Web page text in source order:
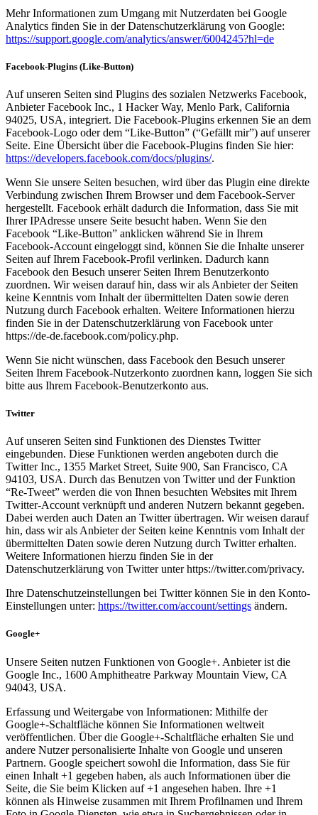
Mehr Informationen zum Umgang mit Nutzerdaten bei Google
Analytics finden Sie in der Datenschutzerklärung von Google:
https://support.google.com/analytics/answer/6004245?hl=de
Facebook-Plugins (Like-Button)
Auf unseren Seiten sind Plugins des sozialen Netzwerks Facebook,
Anbieter Facebook Inc., 1 Hacker Way, Menlo Park, California
94025, USA, integriert. Die Facebook-Plugins erkennen Sie an dem
Facebook-Logo oder dem “Like-Button” (“Gefällt mir”) auf unserer
Seite. Eine Übersicht über die Facebook-Plugins finden Sie hier:
https://developers.facebook.com/docs/plugins/.
Wenn Sie unsere Seiten besuchen, wird über das Plugin eine direkte
Verbindung zwischen Ihrem Browser und dem Facebook-Server
hergestellt. Facebook erhält dadurch die Information, dass Sie mit
Ihrer IPAdresse unsere Seite besucht haben. Wenn Sie den
Facebook “Like-Button” anklicken während Sie in Ihrem
Facebook-Account eingeloggt sind, können Sie die Inhalte unserer
Seiten auf Ihrem Facebook-Profil verlinken. Dadurch kann
Facebook den Besuch unserer Seiten Ihrem Benutzerkonto
zuordnen. Wir weisen darauf hin, dass wir als Anbieter der Seiten
keine Kenntnis vom Inhalt der übermittelten Daten sowie deren
Nutzung durch Facebook erhalten. Weitere Informationen hierzu
finden Sie in der Datenschutzerklärung von Facebook unter
https://de-de.facebook.com/policy.php.
Wenn Sie nicht wünschen, dass Facebook den Besuch unserer
Seiten Ihrem Facebook-Nutzerkonto zuordnen kann, loggen Sie sich
bitte aus Ihrem Facebook-Benutzerkonto aus.
Twitter
Auf unseren Seiten sind Funktionen des Dienstes Twitter
eingebunden. Diese Funktionen werden angeboten durch die
Twitter Inc., 1355 Market Street, Suite 900, San Francisco, CA
94103, USA. Durch das Benutzen von Twitter und der Funktion
“Re-Tweet” werden die von Ihnen besuchten Websites mit Ihrem
Twitter-Account verknüpft und anderen Nutzern bekannt gegeben.
Dabei werden auch Daten an Twitter übertragen. Wir weisen darauf
hin, dass wir als Anbieter der Seiten keine Kenntnis vom Inhalt der
übermittelten Daten sowie deren Nutzung durch Twitter erhalten.
Weitere Informationen hierzu finden Sie in der
Datenschutzerklärung von Twitter unter https://twitter.com/privacy.
Ihre Datenschutzeinstellungen bei Twitter können Sie in den Konto-
Einstellungen unter: https://twitter.com/account/settings ändern.
Google+
Unsere Seiten nutzen Funktionen von Google+. Anbieter ist die
Google Inc., 1600 Amphitheatre Parkway Mountain View, CA
94043, USA.
Erfassung und Weitergabe von Informationen: Mithilfe der
Google+-Schaltfläche können Sie Informationen weltweit
veröffentlichen. Über die Google+-Schaltfläche erhalten Sie und
andere Nutzer personalisierte Inhalte von Google und unseren
Partnern. Google speichert sowohl die Information, dass Sie für
einen Inhalt +1 gegeben haben, als auch Informationen über die
Seite, die Sie beim Klicken auf +1 angesehen haben. Ihre +1
können als Hinweise zusammen mit Ihrem Profilnamen und Ihrem